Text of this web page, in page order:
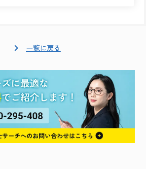
一覧に戻る